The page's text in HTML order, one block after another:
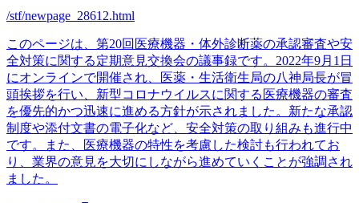
/stf/newpage_28612.html
このページは、第20回医療機器・体外診断薬の承認審査や安
全対策に関する定期意見交換会の議事録です。2022年9月1日
にオンラインで開催され、医薬・生活衛生局の八神局長が冒
頭挨拶を行い、新型コロナウイルスに関する医療機器の審査
を優先的かつ迅速に進める方針が示されました。新たな承認
制度や添付文書の電子化など、安全対策の取り組みも進行中
です。また、医療機器の特性を考慮した検討も行われてお
り、業界の意見を大切にしながら進めていくことが強調され
ました。